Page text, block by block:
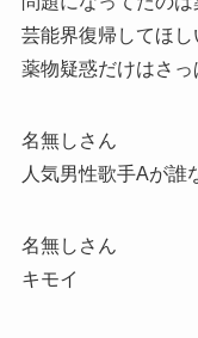
芸能界復帰してほし
薬物疑惑だけはさ
名無しさん
人気男性歌手Aが誰
名無しさん
キモイ